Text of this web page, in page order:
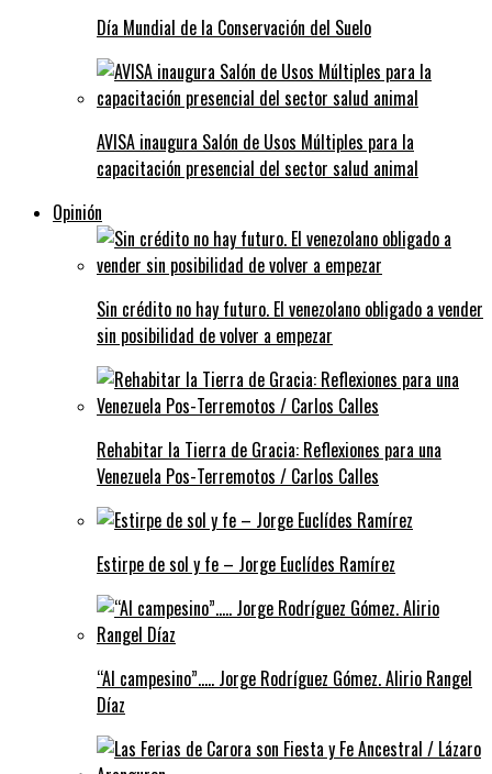
Día Mundial de la Conservación del Suelo
AVISA inaugura Salón de Usos Múltiples para la
capacitación presencial del sector salud animal
Opinión
Sin crédito no hay futuro. El venezolano obligado a vender
sin posibilidad de volver a empezar
Rehabitar la Tierra de Gracia: Reflexiones para una
Venezuela Pos-Terremotos / Carlos Calles
Estirpe de sol y fe – Jorge Euclídes Ramírez
“Al campesino”….. Jorge Rodríguez Gómez. Alirio Rangel
Díaz